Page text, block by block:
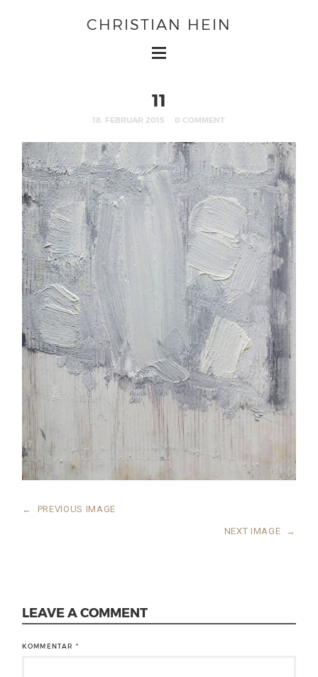
CHRISTIAN HEIN
11
18. FEBRUAR 2015 0 COMMENT
← PREVIOUS IMAGE
NEXT IMAGE →
LEAVE A COMMENT
KOMMENTAR *